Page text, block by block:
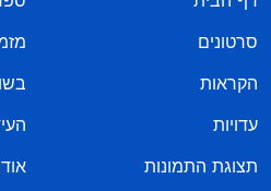
סרטונים
הקראות
עדויות
תצוגת התמונות